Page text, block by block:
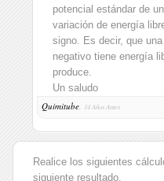
potencial estándar de
variación de energía
signo. Es decir, que
negativo tiene energía
produce.
Un saludo
Quimitube, 14 Años Antes
Realice los siguientes
siguiente resultado.